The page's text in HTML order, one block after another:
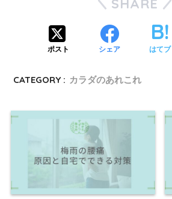
SHARE
ポスト シェア はてブ
CATEGORY : カラダのあれこれ